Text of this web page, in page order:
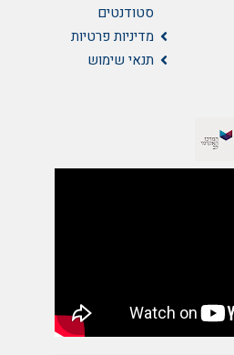
סטודנטים
מדיניות פרטיות
תנאי שימוש